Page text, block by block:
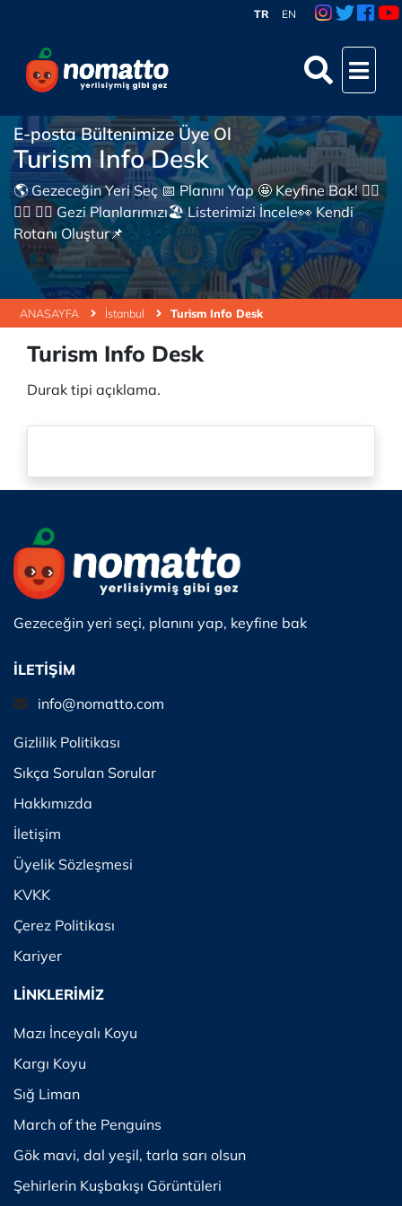
TR EN
ANASAYFA İstanbul Turism Info Desk
E-posta Bültenimize Üye Ol
Turism Info Desk
🌎 Gezeceğin Yeri Seç 📅 Planını Yap 🤩 Keyfine Bak! 👇🏼
👇🏼 👇🏼 Gezi Planlarımızı🏖 Listerimizi İncele👀 Kendi
Rotanı Oluştur📌
Turism Info Desk
Durak tipi açıklama.
Gezeceğin yeri seçi, planını yap, keyfine bak
İLETİŞİM
info@nomatto.com
Gizlilik Politikası
Sıkça Sorulan Sorular
Hakkımızda
İletişim
Üyelik Sözleşmesi
KVKK
Çerez Politikası
Kariyer
LİNKLERİMİZ
Mazı İnceyalı Koyu
Kargı Koyu
Sığ Liman
March of the Penguins
Gök mavi, dal yeşil, tarla sarı olsun
Şehirlerin Kuşbakışı Görüntüleri